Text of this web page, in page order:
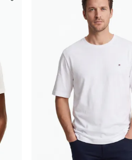
Toevoegen aan favorieten